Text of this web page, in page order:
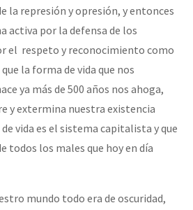
la represión y opresión, y entonces
activa por la defensa de los
el respeto y reconocimiento como
la forma de vida que nos
ya más de 500 años nos ahoga,
y extermina nuestra existencia
vida es el sistema capitalista y que
todos los males que hoy en día
mundo todo era de oscuridad,